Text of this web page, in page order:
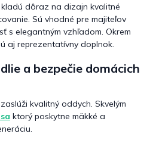
kladú dôraz na dizajn kvalitné
Sú vhodné pre majiteľov
s elegantným vzhľadom. Okrem
aj reprezentatívny doplnok.
a bezpečie domácich
kvalitný oddych. Skvelým
ktorý poskytne mäkké a